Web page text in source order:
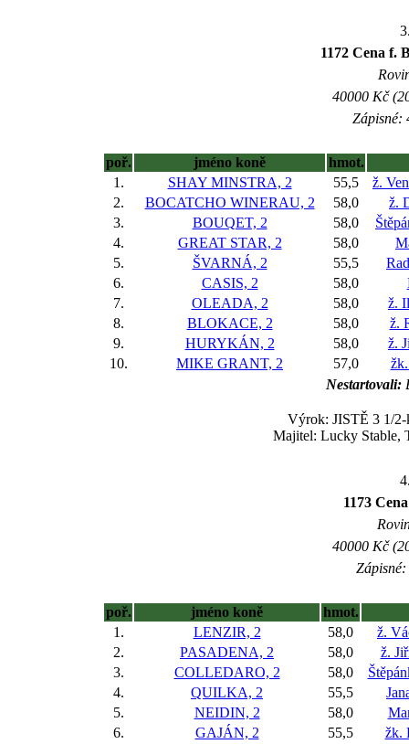
1172 Cena f.
40000 Kč
Zápisné:
poř. jméno koně
hmot.
1.
SHAY MINSTRA, 2 55,5
ž.
2.
BOCATCHO WINERAU, 2 58,0
ž.
3.
BOUQET, 2 58,0
4.
GREAT STAR, 2 58,0
5.
ŠVARNÁ, 2 55,5
6.
CASIS, 2 58,0
7.
OLEADA, 2 58,0
ž.
8.
BLOKACE, 2 58,0
ž.
9.
HURYKÁN, 2 58,0
ž.
10.
MIKE GRANT, 2 57,0
Nestartovali:
Výrok: JISTĚ 3 1/2-
Majitel: Lucky Stable,
1173
40000 Kč
poř. jméno koně
hmot.
1.
LENZIR, 2 58,0
ž.
2.
PASADENA, 2 58,0
ž.
3.
COLLEDARO, 2 58,0
4.
QUILKA, 2 55,5
5.
NEIDIN, 2 58,0
6.
GAJÁN, 2 55,5
žk.